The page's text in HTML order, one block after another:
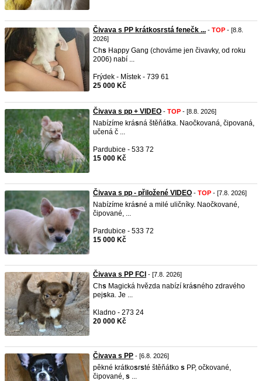
Čivava s PP krátkosrstá fenečk ... - TOP - [8.8.
2026]
Chs Happy Gang (chováme jen čivavky, od roku
2006) nabí ...
Frýdek - Místek - 739 61
25 000 Kč
Čivava s pp + VIDEO - TOP - [8.8. 2026]
Nabízíme krásná štěňátka. Naočkovaná, čipovaná,
učená č ...
Pardubice - 533 72
15 000 Kč
Čivava s pp - přiložené VIDEO - TOP - [7.8. 2026]
Nabízíme krásné a milé uličníky. Naočkované,
čipované, ...
Pardubice - 533 72
15 000 Kč
Čivava s PP FCI - [7.8. 2026]
Chs Magická hvězda nabízí krásného zdravého
pejska. Je ...
Kladno - 273 24
20 000 Kč
Čivava s PP - [6.8. 2026]
pěkné krátkosrsté štěňátko s PP, očkované,
čipované, s ...